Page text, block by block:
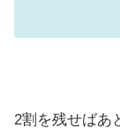
2割を残せばあ